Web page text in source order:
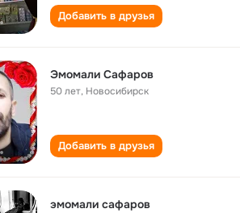
Добавить в друзья
Эмомали Сафаров
50 лет, Новосибирск
Добавить в друзья
эмомали сафаров